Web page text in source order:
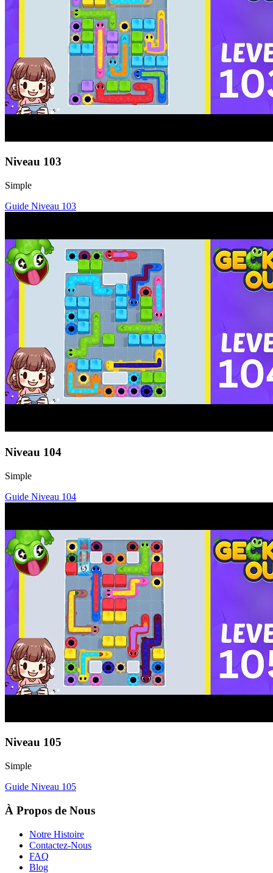
Niveau 103
Simple
Guide Niveau 103
Niveau 104
Simple
Guide Niveau 104
Niveau 105
Simple
Guide Niveau 105
À Propos de Nous
Notre Histoire
Contactez-Nous
FAQ
Blog